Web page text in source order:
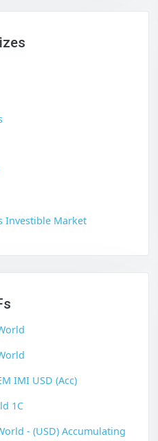
Investible Market
IMI USD (Acc)
1C
- (USD) Accumulating